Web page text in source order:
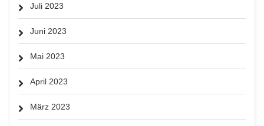
Juli 2023
Juni 2023
Mai 2023
April 2023
März 2023